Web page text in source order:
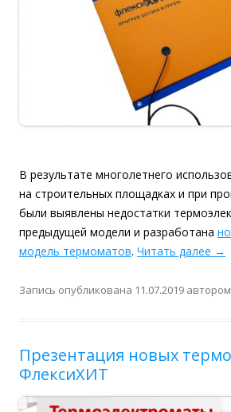
В результате многолетнего
на строительных площадках и при
были выявлены недостатки
предыдущей модели и разработана
модель термоматов. Читать далее →
Запись опубликована 11.07.2019 автором
Презентация новых
ФлексиХИТ